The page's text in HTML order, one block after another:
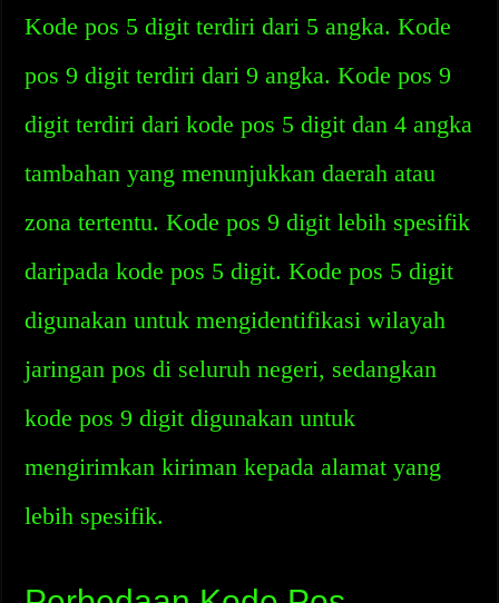
Kode pos 5 digit terdiri dari 5 angka. Kode
pos 9 digit terdiri dari 9 angka. Kode pos 9
digit terdiri dari kode pos 5 digit dan 4 angka
tambahan yang menunjukkan daerah atau
zona tertentu. Kode pos 9 digit lebih spesifik
daripada kode pos 5 digit. Kode pos 5 digit
digunakan untuk mengidentifikasi wilayah
jaringan pos di seluruh negeri, sedangkan
kode pos 9 digit digunakan untuk
mengirimkan kiriman kepada alamat yang
lebih spesifik.